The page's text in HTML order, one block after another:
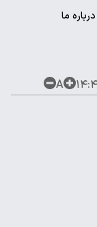
درباره ما
A